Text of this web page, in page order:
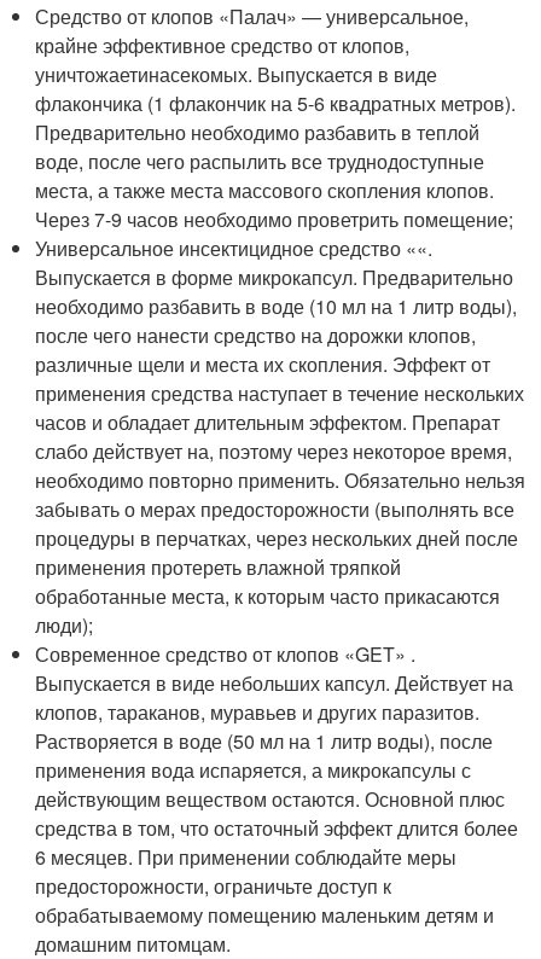
Средство от клопов «Палач» — универсальное,
крайне эффективное средство от клопов,
уничтожаетинасекомых. Выпускается в виде
флакончика (1 флакончик на 5-6 квадратных метров).
Предварительно необходимо разбавить в теплой
воде, после чего распылить все труднодоступные
места, а также места массового скопления клопов.
Через 7-9 часов необходимо проветрить помещение;
Универсальное инсектицидное средство ««.
Выпускается в форме микрокапсул. Предварительно
необходимо разбавить в воде (10 мл на 1 литр воды),
после чего нанести средство на дорожки клопов,
различные щели и места их скопления. Эффект от
применения средства наступает в течение нескольких
часов и обладает длительным эффектом. Препарат
слабо действует на, поэтому через некоторое время,
необходимо повторно применить. Обязательно нельзя
забывать о мерах предосторожности (выполнять все
процедуры в перчатках, через нескольких дней после
применения протереть влажной тряпкой
обработанные места, к которым часто прикасаются
люди);
Современное средство от клопов «GET» .
Выпускается в виде небольших капсул. Действует на
клопов, тараканов, муравьев и других паразитов.
Растворяется в воде (50 мл на 1 литр воды), после
применения вода испаряется, а микрокапсулы с
действующим веществом остаются. Основной плюс
средства в том, что остаточный эффект длится более
6 месяцев. При применении соблюдайте меры
предосторожности, ограничьте доступ к
обрабатываемому помещению маленьким детям и
домашним питомцам.